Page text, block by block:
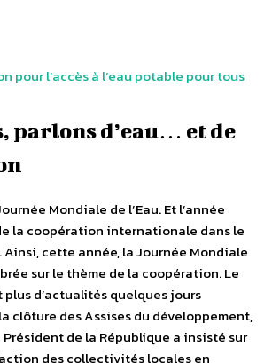
pour l’accès à l’eau potable pour tous
parlons d’eau… et de
Mondiale de l’Eau. Et l’année
la coopération internationale dans le
Ainsi, cette année, la Journée Mondiale
sur le thème de la coopération. Le
d’actualités quelques jours
clôture des Assises du développement,
de la République a insisté sur
des collectivités locales en